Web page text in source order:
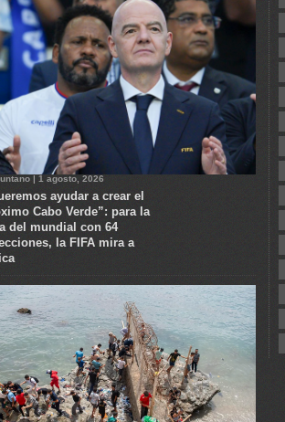
| 1 agosto, 2026
ayudar a crear el
Cabo Verde”: para la
del mundial con 64
la FIFA mira a